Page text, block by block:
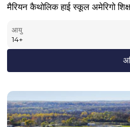
मैरियन कैथोलिक हाई स्कूल अमेरिगो
आयु
14+